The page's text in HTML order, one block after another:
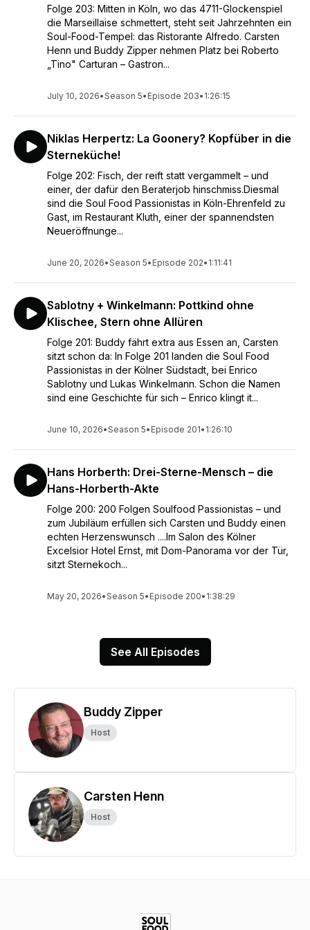
Lichter oder Bernd Stelter zu den beiden Passionistas. ...und
wer einmal reingehört hat, weiß warum dieser Podcast so
beliebt ist: Offen, ehrlich und "direkt auf die Schnauze".
Buddy und Carsten - beide immer leicht chaotisch vorbereitet
- gönnen sich im Podcast stets ein Gläschen feinsten Inhalts
wenig haben: Zeit für Euch, die Gäste und die Themen.
https://www.soulfoodpassionistas.de
Folge 203: Mitten in Köln, wo das 4711-Glockenspiel
die Marseillaise schmettert, steht seit Jahrzehnten ein
Soul-Food-Tempel: das Ristorante Alfredo. Carsten
Henn und Buddy Zipper nehmen Platz bei Roberto
„Tino" Carturan – Gastron...
July 10, 2026•Season 5• Episode 203• 1:26:15
Niklas Herpertz: La Goonery? Kopfüber in die
Sterneküche!
Folge 202: Fisch, der reift statt vergammelt – und
einer, der dafür den Beraterjob hinschmiss.Diesmal
sind die Soul Food Passionistas in Köln-Ehrenfeld zu
Gast, im Restaurant Kluth, einer der spannendsten
Neueröffnunge...
June 20, 2026•Season 5• Episode 202• 1:11:41
Sablotny + Winkelmann: Pottkind ohne
Klischee, Stern ohne Allüren
Folge 201: Buddy fährt extra aus Essen an, Carsten
sitzt schon da: In Folge 201 landen die Soul Food
Passionistas in der Kölner Südstadt, bei Enrico
Sablotny und Lukas Winkelmann. Schon die Namen
sind eine Geschichte für sich – Enrico klingt it...
June 10, 2026•Season 5• Episode 201• 1:26:10
Hans Horberth: Drei-Sterne-Mensch – die
Hans-Horberth-Akte
Folge 200: 200 Folgen Soulfood Passionistas – und
zum Jubiläum erfüllen sich Carsten und Buddy einen
echten Herzenswunsch ....Im Salon des Kölner
Excelsior Hotel Ernst, mit Dom-Panorama vor der Tür,
sitzt Sternekoch...
May 20, 2026•Season 5• Episode 200• 1:38:29
See All Episodes
Buddy Zipper
Host
Carsten Henn
Host